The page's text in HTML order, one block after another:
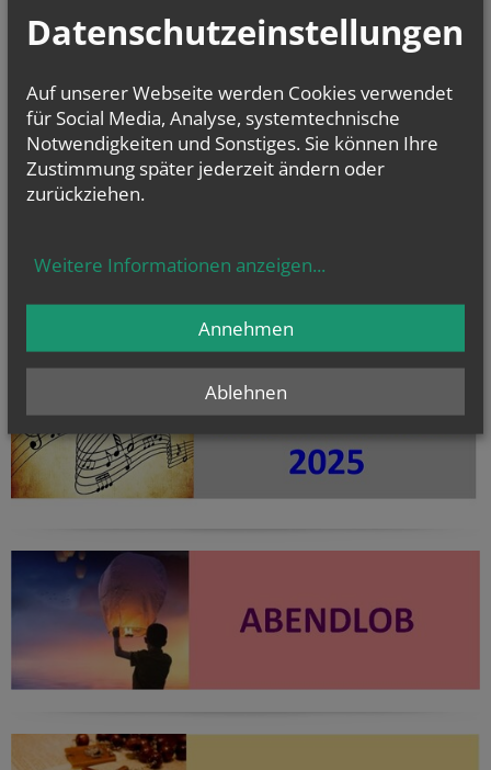
Evangelium
Mt 16, 24-28
Um welchen Preis kann ein Mensch sein Leben zurückkaufen?
Datenschutzeinstellungen
Auf unserer Webseite werden Cookies verwendet
für Social Media, Analyse, systemtechnische
Notwendigkeiten und Sonstiges. Sie können Ihre
Zustimmung später jederzeit ändern oder
zurückziehen.
Weitere Informationen anzeigen...
Ablehnen
Annehmen